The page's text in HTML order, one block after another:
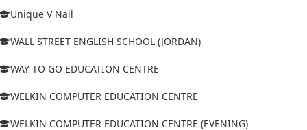
Unique V Nail
WALL STREET ENGLISH SCHOOL (JORDAN)
WAY TO GO EDUCATION CENTRE
WELKIN COMPUTER EDUCATION CENTRE
WELKIN COMPUTER EDUCATION CENTRE (EVENING)